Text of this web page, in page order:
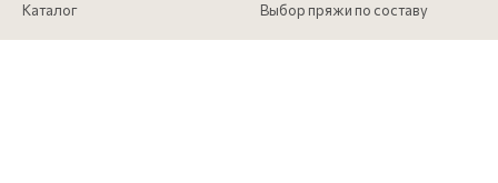
Каталог Выбор пряжи по составу